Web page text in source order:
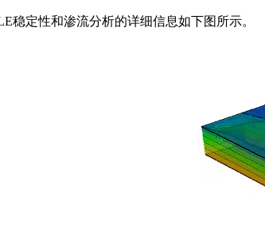
稳定性和渗流分析的详细信息如下图所示。